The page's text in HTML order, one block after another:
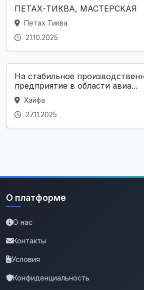
ПЕТАХ-ТИКВА, МАСТЕРСКАЯ
Петах Тиква
21.10.2025
На стабильное
предприятие в области авиа...
Хайфа
27.11.2025
О платформе
О нас
Контакты
Условия
Конфиденциальность